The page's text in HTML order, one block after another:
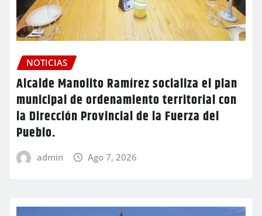
NOTICIAS
Alcalde Manolito Ramírez socializa el plan
municipal de ordenamiento territorial con
la Dirección Provincial de la Fuerza del
Pueblo.
admin Ago 7, 2026